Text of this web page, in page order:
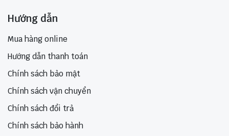
Hướng dẫn
Mua hàng online
Hướng dẫn thanh toán
Chính sách bảo mật
Chính sách vận chuyển
Chính sách đổi trả
Chính sách bảo hành